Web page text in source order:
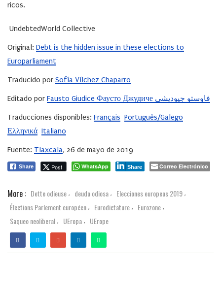
ricos.
UndebtedWorld Collective
Original: Debt is the hidden issue in these elections to
Europarliament
Traducido por Sofía Vílchez Chaparro
Editado por Fausto Giudice Фаусто Джудиче فاوستو جيوديشي
Traducciones disponibles: Français Português/Galego
Ελληνικά Italiano
Fuente: Tlaxcala, 26 de mayo de 2019
Share Post WhatsApp Share Correo Electrónico
More : Dette odieuse , deuda odiosa , Elecciones europeas 2019 ,
Élections Parlement européen , Eurodictature , Eurozone ,
Saqueo neoliberal , UEropa , UErope